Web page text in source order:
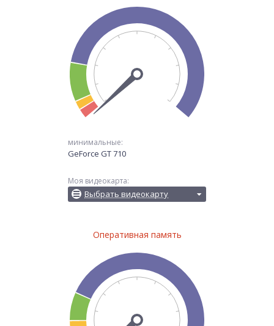
минимальные:
GeForce GT 710
Моя видеокарта:
Выбрать видеокарту
Оперативная память